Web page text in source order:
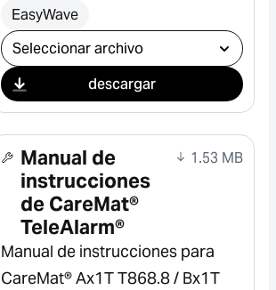
EasyWave
Seleccionar descarga
descargar
Manual de
instrucciones
de CareMat®
TeleAlarm®
1.53 MB
Manual de instrucciones para
CareMat® Ax1T T868.8 / Bx1T